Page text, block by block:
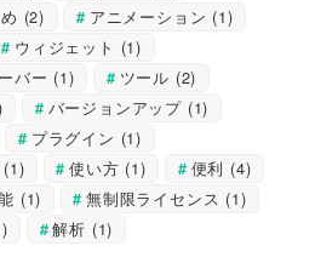
(2) アニメーション (1)
ウィジェット (1)
バー (1) ツール (2)
バージョンアップ (1)
プラグイン (1)
(1) 使い方 (1) 便利 (4)
(1) 無制限ライセンス (1)
解析 (1)